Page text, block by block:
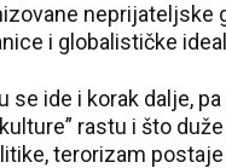
neprijateljske
i globalističke
se ide i korak dalje,
rastu i što
terorizam